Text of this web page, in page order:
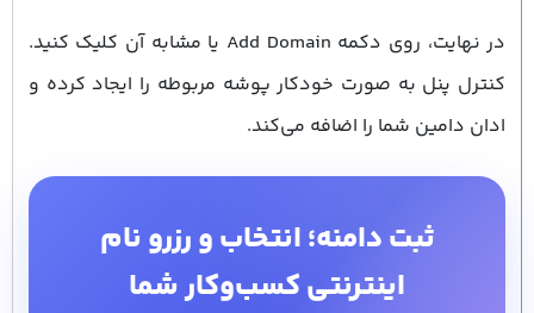
در نهایت، روی دکمه Add Domain یا مشابه آن کلیک کنید.
کنترل پنل به صورت خودکار پوشه مربوطه را ایجاد کرده و
ادان دامین شما را اضافه می‌کند.
ثبت دامنه؛ انتخاب و رزرو نام
اینترنتی کسب‌وکار شما